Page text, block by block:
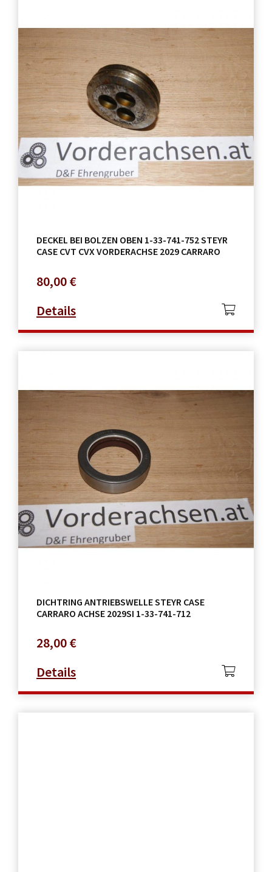
DECKEL BEI BOLZEN OBEN 1-33-741-752 STEYR
CASE CVT CVX VORDERACHSE 2029 CARRARO
80,00€
Details
DICHTRING ANTRIEBSWELLE STEYR CASE
CARRARO ACHSE 2029SI 1-33-741-712
28,00€
Details